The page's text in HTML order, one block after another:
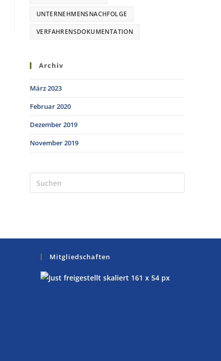
UNTERNEHMENSNACHFOLGE
VERFAHRENSDOKUMENTATION
Archiv
März 2023
Februar 2020
Dezember 2019
November 2019
Mitgliedschaften